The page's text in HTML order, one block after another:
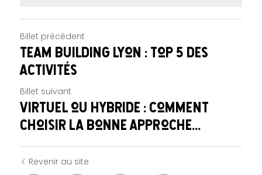
Billet précédent
Team building lyon : top 5 des
activités
Billet suivant
Virtuel ou hybride : Comment
choisir la bonne approche...
Revenir au site